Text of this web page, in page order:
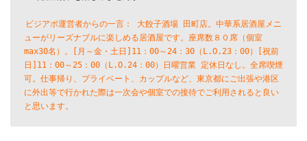
ビジアポ運営者からの一言： 大餃子酒場 田町店。中華系居酒屋メニ
ューがリーズナブルに楽しめる居酒屋です。座席数８０席（個室
max30名）。[月～金・土日]11：00～24：30（L.O.23：00）[祝前
日]11：00～25：00（L.O.24：00）日曜営業 定休日なし。全席喫煙
可。仕事帰り、プライベート、カップルなど、東京都にご出張や港区
に外出等で行かれた際は一次会や個室での接待でご利用されると良い
と思います。